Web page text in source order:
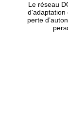
Le réseau
d'adaptation
perte